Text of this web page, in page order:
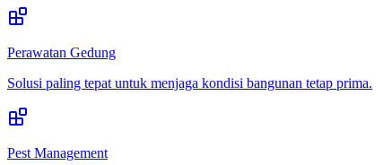
Perawatan Gedung
Solusi paling tepat untuk menjaga kondisi bangunan tetap prima.
Pest Management